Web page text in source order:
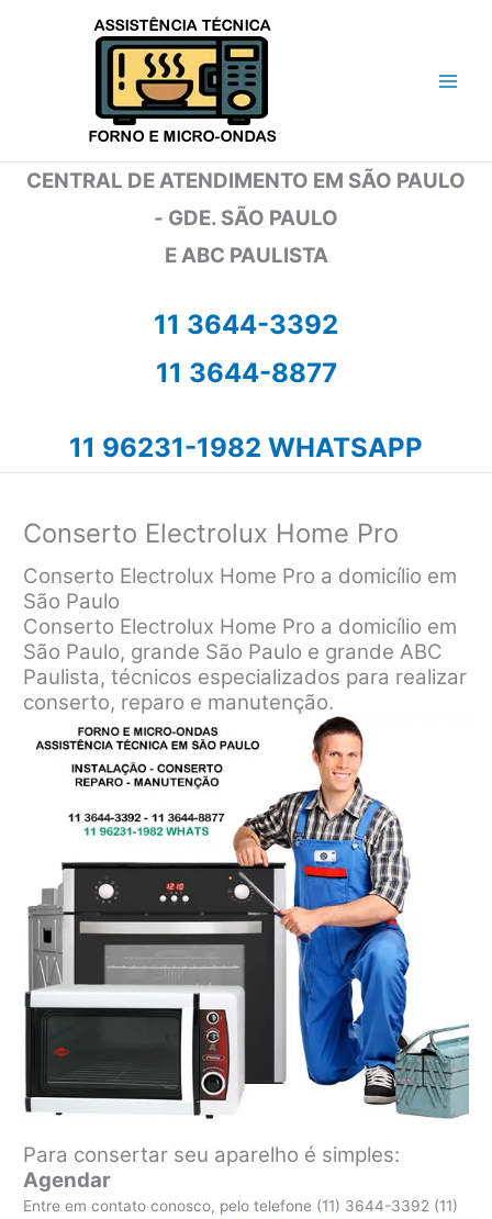
CENTRAL DE ATENDIMENTO EM SÃO PAULO
- GDE. SÃO PAULO
E ABC PAULISTA
11 3644-3392
11 3644-8877
11 96231-1982 WHATSAPP
Conserto Electrolux Home Pro
Conserto Electrolux Home Pro a domicílio em
São Paulo
Conserto Electrolux Home Pro a domicílio em
São Paulo, grande São Paulo e grande ABC
Paulista, técnicos especializados para realizar
conserto, reparo e manutenção.
Para consertar seu aparelho é simples:
Agendar
Entre em contato conosco, pelo telefone (11) 3644-3392 (11)